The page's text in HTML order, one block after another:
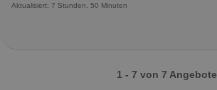
Aktualisiert: 7 Stunden, 50 Minuten
1 - 7 von 7 Angebote